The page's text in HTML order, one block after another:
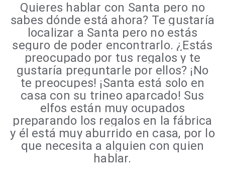
Quieres hablar con Santa pero no
sabes dónde está ahora? Te gustaría
localizar a Santa pero no estás
seguro de poder encontrarlo. ¿Estás
preocupado por tus regalos y te
gustaría preguntarle por ellos? ¡No
te preocupes! ¡Santa está solo en
casa con su trineo aparcado! Sus
elfos están muy ocupados
preparando los regalos en la fábrica
y él está muy aburrido en casa, por lo
que necesita a alguien con quien
hablar.